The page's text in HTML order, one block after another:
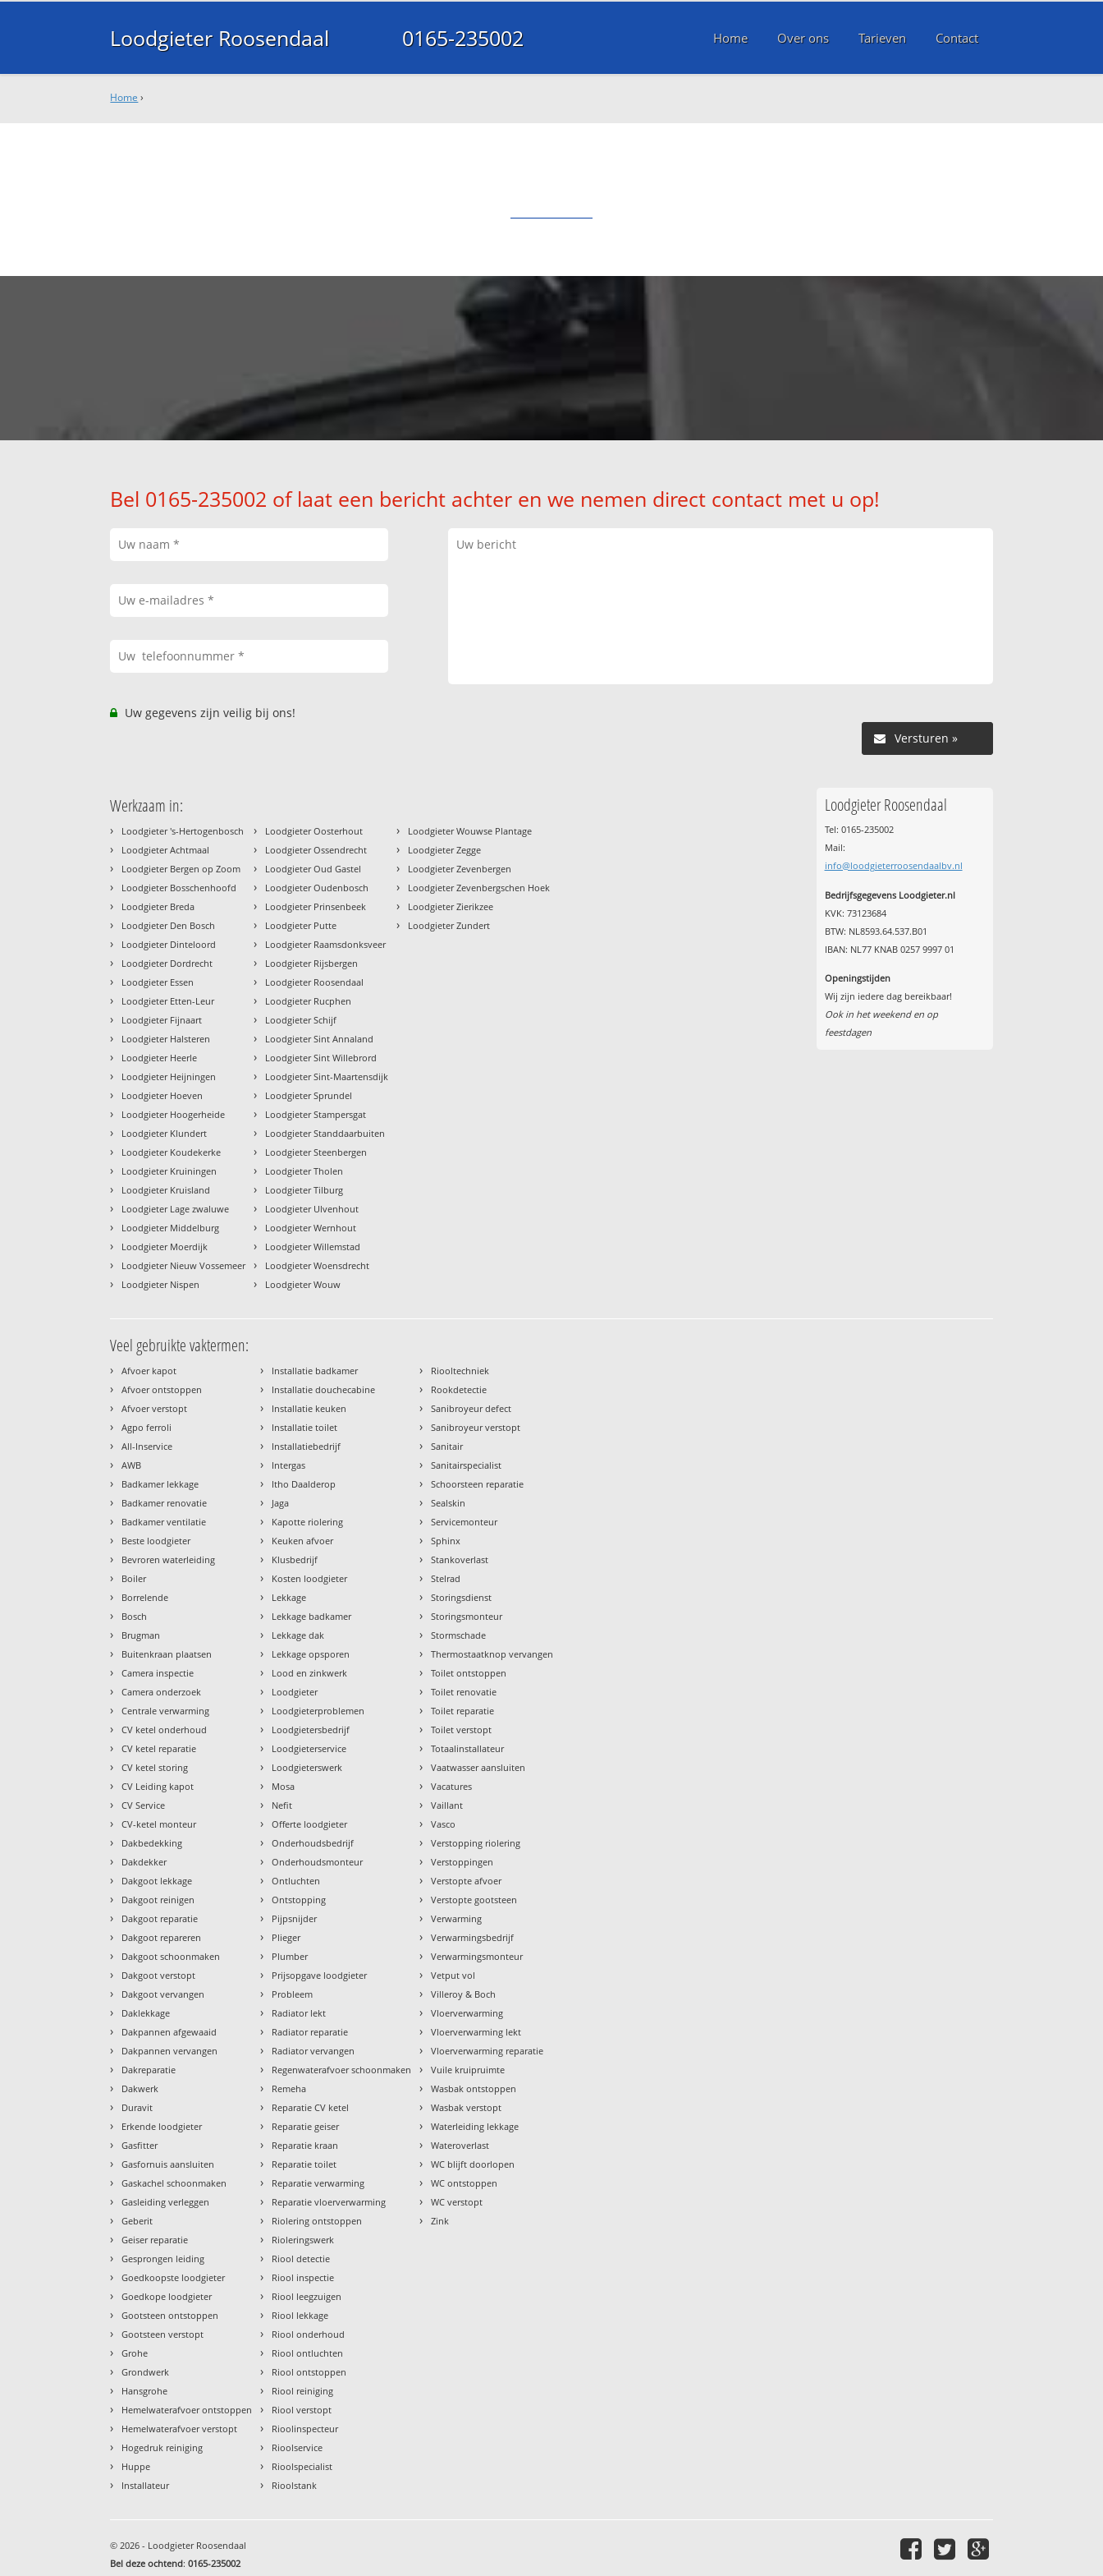
Loodgieter Roosendaal 0165-235002 Home Over ons Tarieven Contact
Home ›
Bel 0165-235002 of laat een bericht achter en we nemen direct contact met u op!
Uw gegevens zijn veilig bij ons!
Versturen »
Werkzaam in:
› Loodgieter 's-Hertogenbosch
› Loodgieter Achtmaal
› Loodgieter Bergen op Zoom
› Loodgieter Bosschenhoofd
› Loodgieter Breda
› Loodgieter Den Bosch
› Loodgieter Dinteloord
› Loodgieter Dordrecht
› Loodgieter Essen
› Loodgieter Etten-Leur
› Loodgieter Fijnaart
› Loodgieter Halsteren
› Loodgieter Heerle
› Loodgieter Heijningen
› Loodgieter Hoeven
› Loodgieter Hoogerheide
› Loodgieter Klundert
› Loodgieter Koudekerke
› Loodgieter Kruiningen
› Loodgieter Kruisland
› Loodgieter Lage zwaluwe
› Loodgieter Middelburg
› Loodgieter Moerdijk
› Loodgieter Nieuw Vossemeer
› Loodgieter Nispen
› Loodgieter Oosterhout
› Loodgieter Ossendrecht
› Loodgieter Oud Gastel
› Loodgieter Oudenbosch
› Loodgieter Prinsenbeek
› Loodgieter Putte
› Loodgieter Raamsdonksveer
› Loodgieter Rijsbergen
› Loodgieter Roosendaal
› Loodgieter Rucphen
› Loodgieter Schijf
› Loodgieter Sint Annaland
› Loodgieter Sint Willebrord
› Loodgieter Sint-Maartensdijk
› Loodgieter Sprundel
› Loodgieter Stampersgat
› Loodgieter Standdaarbuiten
› Loodgieter Steenbergen
› Loodgieter Tholen
› Loodgieter Tilburg
› Loodgieter Ulvenhout
› Loodgieter Wernhout
› Loodgieter Willemstad
› Loodgieter Woensdrecht
› Loodgieter Wouw
› Loodgieter Wouwse Plantage
› Loodgieter Zegge
› Loodgieter Zevenbergen
› Loodgieter Zevenbergschen Hoek
› Loodgieter Zierikzee
› Loodgieter Zundert
Loodgieter Roosendaal
Tel: 0165-235002
Mail:
info@loodgieterroosendaalbv.nl
Bedrijfsgegevens Loodgieter.nl
KVK: 73123684
BTW: NL8593.64.537.B01
IBAN: NL77 KNAB 0257 9997 01
Openingstijden
Wij zijn iedere dag bereikbaar!
Ook in het weekend en op
feestdagen
Veel gebruikte vaktermen:
› Afvoer kapot
› Afvoer ontstoppen
› Afvoer verstopt
› Agpo ferroli
› All-Inservice
› AWB
› Badkamer lekkage
› Badkamer renovatie
› Badkamer ventilatie
› Beste loodgieter
› Bevroren waterleiding
› Boiler
› Borrelende
› Bosch
› Brugman
› Buitenkraan plaatsen
› Camera inspectie
› Camera onderzoek
› Centrale verwarming
› CV ketel onderhoud
› CV ketel reparatie
› CV ketel storing
› CV Leiding kapot
› CV Service
› CV-ketel monteur
› Dakbedekking
› Dakdekker
› Dakgoot lekkage
› Dakgoot reinigen
› Dakgoot reparatie
› Dakgoot repareren
› Dakgoot schoonmaken
› Dakgoot verstopt
› Dakgoot vervangen
› Daklekkage
› Dakpannen afgewaaid
› Dakpannen vervangen
› Dakreparatie
› Dakwerk
› Duravit
› Erkende loodgieter
› Gasfitter
› Gasfornuis aansluiten
› Gaskachel schoonmaken
› Gasleiding verleggen
› Geberit
› Geiser reparatie
› Gesprongen leiding
› Goedkoopste loodgieter
› Goedkope loodgieter
› Gootsteen ontstoppen
› Gootsteen verstopt
› Grohe
› Grondwerk
› Hansgrohe
› Hemelwaterafvoer ontstoppen
› Hemelwaterafvoer verstopt
› Hogedruk reiniging
› Huppe
› Installateur
› Installatie badkamer
› Installatie douchecabine
› Installatie keuken
› Installatie toilet
› Installatiebedrijf
› Intergas
› Itho Daalderop
› Jaga
› Kapotte riolering
› Keuken afvoer
› Klusbedrijf
› Kosten loodgieter
› Lekkage
› Lekkage badkamer
› Lekkage dak
› Lekkage opsporen
› Lood en zinkwerk
› Loodgieter
› Loodgieterproblemen
› Loodgietersbedrijf
› Loodgieterservice
› Loodgieterswerk
› Mosa
› Nefit
› Offerte loodgieter
› Onderhoudsbedrijf
› Onderhoudsmonteur
› Ontluchten
› Ontstopping
› Pijpsnijder
› Plieger
› Plumber
› Prijsopgave loodgieter
› Probleem
› Radiator lekt
› Radiator reparatie
› Radiator vervangen
› Regenwaterafvoer schoonmaken
› Remeha
› Reparatie CV ketel
› Reparatie geiser
› Reparatie kraan
› Reparatie toilet
› Reparatie verwarming
› Reparatie vloerverwarming
› Riolering ontstoppen
› Rioleringswerk
› Riool detectie
› Riool inspectie
› Riool leegzuigen
› Riool lekkage
› Riool onderhoud
› Riool ontluchten
› Riool ontstoppen
› Riool reiniging
› Riool verstopt
› Rioolinspecteur
› Rioolservice
› Rioolspecialist
› Rioolstank
› Riooltechniek
› Rookdetectie
› Sanibroyeur defect
› Sanibroyeur verstopt
› Sanitair
› Sanitairspecialist
› Schoorsteen reparatie
› Sealskin
› Servicemonteur
› Sphinx
› Stankoverlast
› Stelrad
› Storingsdienst
› Storingsmonteur
› Stormschade
› Thermostaatknop vervangen
› Toilet ontstoppen
› Toilet renovatie
› Toilet reparatie
› Toilet verstopt
› Totaalinstallateur
› Vaatwasser aansluiten
› Vacatures
› Vaillant
› Vasco
› Verstopping riolering
› Verstoppingen
› Verstopte afvoer
› Verstopte gootsteen
› Verwarming
› Verwarmingsbedrijf
› Verwarmingsmonteur
› Vetput vol
› Villeroy & Boch
› Vloerverwarming
› Vloerverwarming lekt
› Vloerverwarming reparatie
› Vuile kruipruimte
› Wasbak ontstoppen
› Wasbak verstopt
› Waterleiding lekkage
› Wateroverlast
› WC blijft doorlopen
› WC ontstoppen
› WC verstopt
› Zink
© 2026 - Loodgieter Roosendaal
Bel deze ochtend:0165-235002